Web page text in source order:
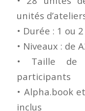
unités
• Durée : 1 ou
• Niveaux : de
• Taille de
participants
• Alpha.book
inclus